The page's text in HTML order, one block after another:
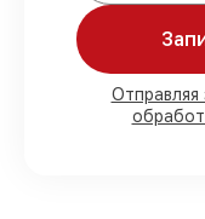
Ростове-
для
Отправляя